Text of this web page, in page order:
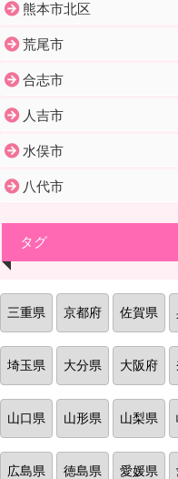
熊本市北区
荒尾市
合志市
人吉市
水俣市
八代市
タグ
三重県 京都府 佐賀県
埼玉県 大分県 大阪府
山口県 山形県 山梨県
広島県 徳島県 愛媛県